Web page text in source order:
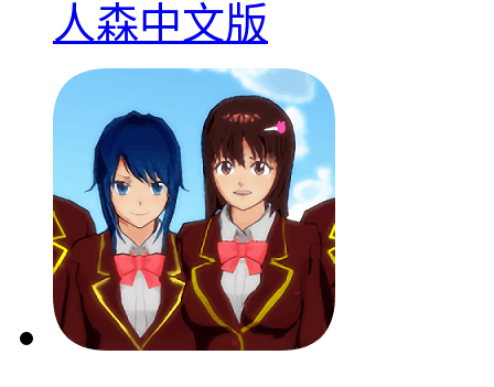
人森中文版